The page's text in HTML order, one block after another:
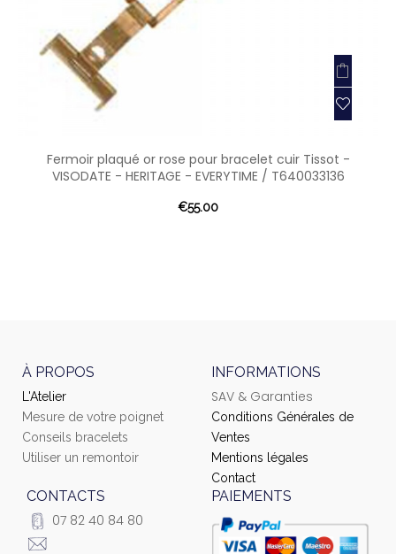
Fermoir plaqué or rose pour bracelet cuir Tissot -
VISODATE - HERITAGE - EVERYTIME / T640033136
€55.00
À PROPOS
L'Atelier
Mesure de votre poignet
Conseils bracelets
Utiliser un remontoir
INFORMATIONS
SAV & Garanties
Conditions Générales de
Ventes
Mentions légales
Contact
CONTACTS
07 82 40 84 80
PAIEMENTS